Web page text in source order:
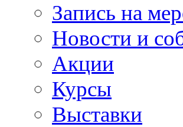
Запись на
Новости и
Акции
Курсы
Выставки